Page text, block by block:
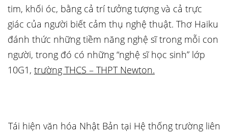
tim, khối óc, bằng cả trí tưởng tượng và cả trực
giác của người biết cảm thụ nghệ thuật. Thơ Haiku
đánh thức những tiềm năng nghệ sĩ trong mỗi con
người, trong đó có những “nghệ sĩ học sinh” lớp
10G1, trường THCS – THPT Newton.
Tái hiện văn hóa Nhật Bản tại Hệ thống trường liên